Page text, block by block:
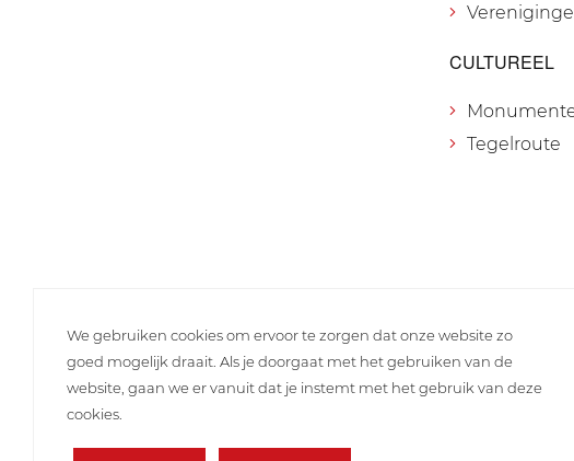
CULTUREEL
Tegelroute
We gebruiken cookies om ervoor te zorgen dat onze website zo
goed mogelijk draait. Als je doorgaat met het gebruiken van de
website, gaan we er vanuit dat je instemt met het gebruik van deze
cookies.